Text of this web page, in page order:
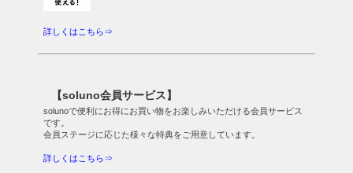
詳しくはこちら⇒
【soluno会員サービス】
solunoで便利にお得にお買い物をお楽しみいただける会員サービス
です。
会員ステージに応じた様々な特典をご用意しています。
詳しくはこちら⇒